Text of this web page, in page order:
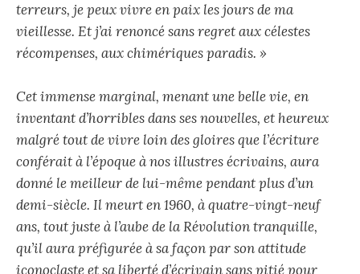
terreurs, je peux vivre en paix les jours de ma
vieillesse. Et j’ai renoncé sans regret aux célestes
récompenses, aux chimériques paradis. »
Cet immense marginal, menant une belle vie, en
inventant d’horribles dans ses nouvelles, et heureux
malgré tout de vivre loin des gloires que l’écriture
conférait à l’époque à nos illustres écrivains, aura
donné le meilleur de lui-même pendant plus d’un
demi-siècle. Il meurt en 1960, à quatre-vingt-neuf
ans, tout juste à l’aube de la Révolution tranquille,
qu’il aura préfigurée à sa façon par son attitude
iconoclaste et sa liberté d’écrivain sans pitié pour